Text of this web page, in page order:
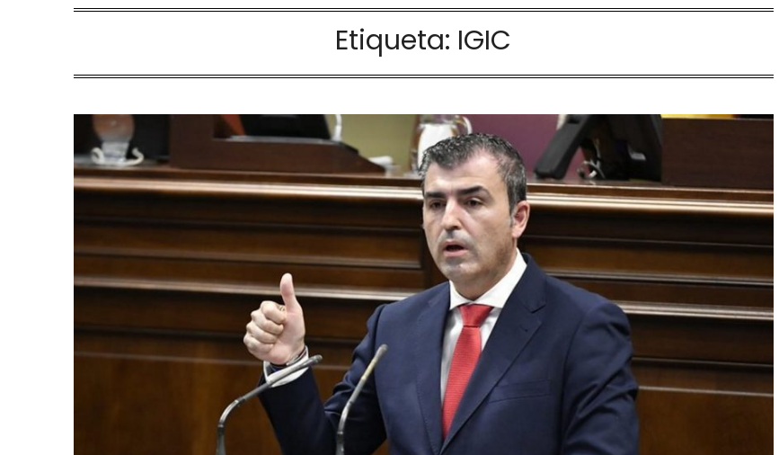
Etiqueta: IGIC